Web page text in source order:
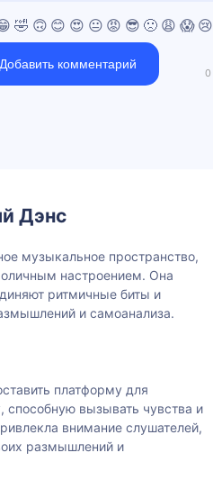
🤣 🙃 😊 😍 😐 😡 😎 🙁 😩 😱 😢
Добавить комментарий
Дэнс
музыкальное пространство,
настроением. Она
ритмичные биты и
и самоанализа.
платформу для
вызывать чувства и
внимание слушателей,
размышлений и